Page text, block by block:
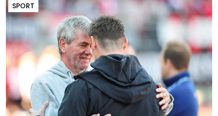
SPORT